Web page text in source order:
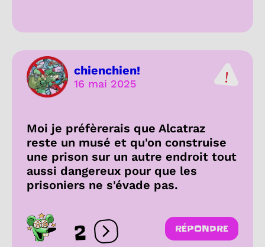
chienchien!
16 mai 2025
Moi je préfèrerais que Alcatraz
reste un musé et qu'on construise
une prison sur un autre endroit tout
aussi dangereux pour que les
prisoniers ne s'évade pas.
2 Ouvrir les réactions
RÉPONDRE